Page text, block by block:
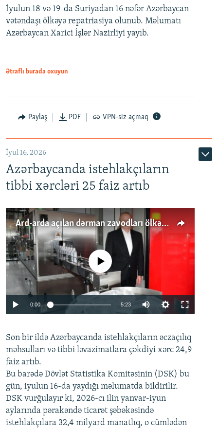
İyulun 18 və 19-da Suriyadan 16 nəfər Azərbaycan
vətəndaşı ölkəyə repatriasiya olunub. Məlumatı
Azərbaycan Xarici İşlər Nazirliyi yayıb.
Ətraflı burada oxuyun
Paylaş PDF VPN-siz açmaq
İyul 16, 2026
Azərbaycanda istehlakçıların
tibbi xərcləri 25 faiz artıb
Ard-arda açılan dərman zavodları ölkənin tələbatını ödəyirmi?
Auto 240p 360p 480p
720p 1080p
No media source currently available
0:00 5:23
360p
480p
720p
1080p
Son bir ildə Azərbaycanda istehlakçıların əczaçılıq
məhsulları və tibbi ləvazimatlara çəkdiyi xərc 24,9
faiz artıb.
Bu barədə Dövlət Statistika Komitəsinin (DSK) bu
gün, iyulun 16-da yaydığı məlumatda bildirilir.
DSK vurğulayır ki, 2026-cı ilin yanvar-iyun
aylarında pərakəndə ticarət şəbəkəsində
istehlakçılara 32,4 milyard manatlıq, o cümlədən